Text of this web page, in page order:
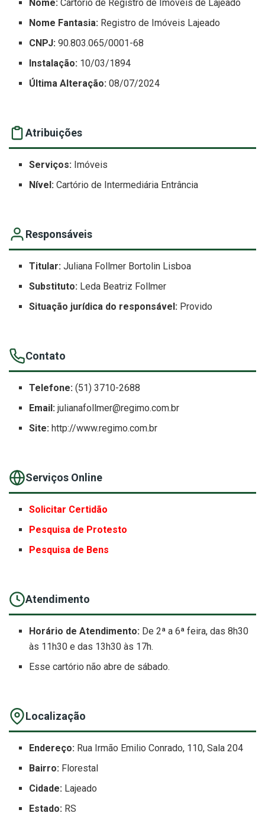
Nome: Cartório de Registro de Imóveis de Lajeado
Nome Fantasia: Registro de Imóveis Lajeado
CNPJ: 90.803.065/0001-68
Instalação: 10/03/1894
Última Alteração: 08/07/2024
Atribuições
Serviços: Imóveis
Nível: Cartório de Intermediária Entrância
Responsáveis
Titular: Juliana Follmer Bortolin Lisboa
Substituto: Leda Beatriz Follmer
Situação jurídica do responsável: Provido
Contato
Telefone: (51) 3710-2688
Email: julianafollmer@regimo.com.br
Site: http://www.regimo.com.br
Serviços Online
Solicitar Certidão
Pesquisa de Protesto
Pesquisa de Bens
Atendimento
Horário de Atendimento: De 2ª a 6ª feira, das 8h30
às 11h30 e das 13h30 às 17h.
Esse cartório não abre de sábado.
Localização
Endereço: Rua Irmão Emilio Conrado, 110, Sala 204
Bairro: Florestal
Cidade: Lajeado
Estado: RS